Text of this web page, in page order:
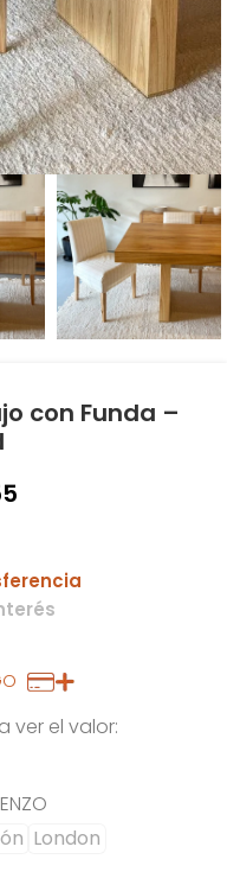
con Funda –
ver el valor:
London